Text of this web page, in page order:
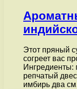
Этот пряный
согреет вас
Ингредиенты:
репчатый
имбирь два